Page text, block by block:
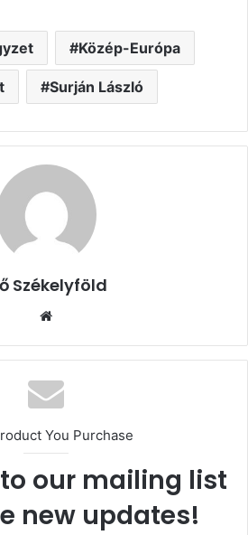
Közép-Európa
Surján László
Székelyföld
You Purchase
our mailing list
new updates!